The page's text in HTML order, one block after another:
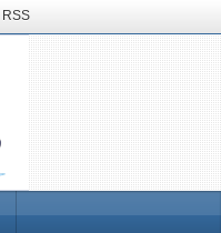
RSS